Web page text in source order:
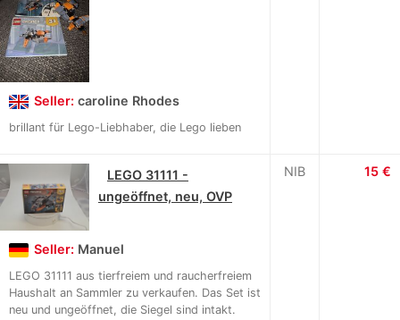
Seller: caroline Rhodes
brillant für Lego-Liebhaber, die Lego lieben
LEGO 31111 -
ungeöffnet, neu, OVP
Seller: Manuel
LEGO 31111 aus tierfreiem und raucherfreiem
Haushalt an Sammler zu verkaufen. Das Set ist
neu und ungeöffnet, die Siegel sind intakt.
NIB 15 €